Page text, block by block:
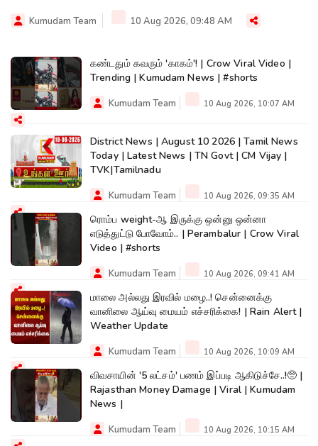
Kumudam Team 10 Aug 2026, 09:48 AM
கண்டதும் கவரும் 'காகம்'! | Crow Viral Video |
Trending | Kumudam News | #shorts
Kumudam Team 10 Aug 2026, 10:07 AM
District News | August 10 2026 | Tamil News
Today | Latest News | TN Govt | CM Vijay |
TVK|Tamilnadu
Kumudam Team 10 Aug 2026, 09:35 AM
ரொம்ப weight-ஆ இருக்கு ஒன்னு ஒன்னா
எடுத்துட்டு போவோம்.. | Perambalur | Crow Viral
Video | #shorts
Kumudam Team 10 Aug 2026, 09:41 AM
மாலை அல்லது இரவில் மழை..! சென்னைக்கு
வானிலை ஆய்வு மையம் எச்சரிக்கை! | Rain Alert |
Weather Update
Kumudam Team 10 Aug 2026, 10:09 AM
விவசாயின் '5 லட்சம்' பணம் இப்படி ஆகிடுச்சே..!🥺 |
Rajasthan Money Damage | Viral | Kumudam
News |
Kumudam Team 10 Aug 2026, 10:15 AM